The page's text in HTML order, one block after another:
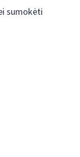
sumokėti